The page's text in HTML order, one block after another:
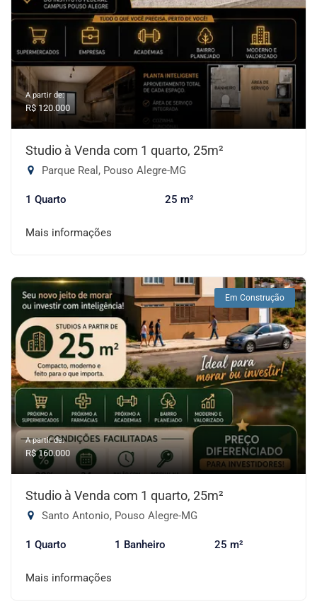
A partir de:
R$ 120.000
Studio à Venda com 1 quarto, 25m²
Parque Real, Pouso Alegre-MG
1 Quarto 25 m²
Mais informações
Em Construção
A partir de:
R$ 160.000
Studio à Venda com 1 quarto, 25m²
Santo Antonio, Pouso Alegre-MG
1 Quarto 1 Banheiro 25 m²
Mais informações